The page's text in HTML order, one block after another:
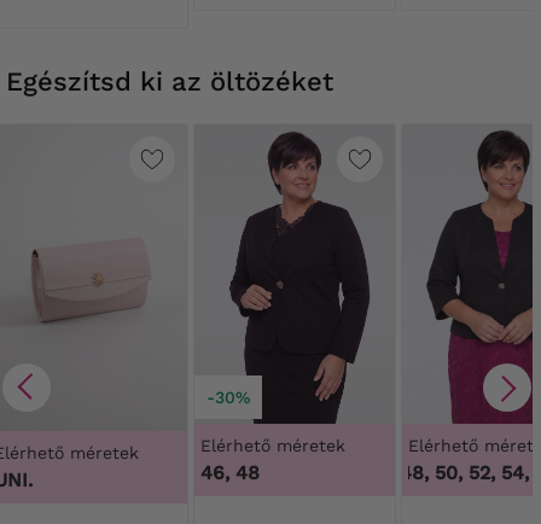
Egészítsd ki az öltözéket
méretek
-30%
Elérhető méretek
46, 48
Elérhető
46, 48, 50, 52, 54,